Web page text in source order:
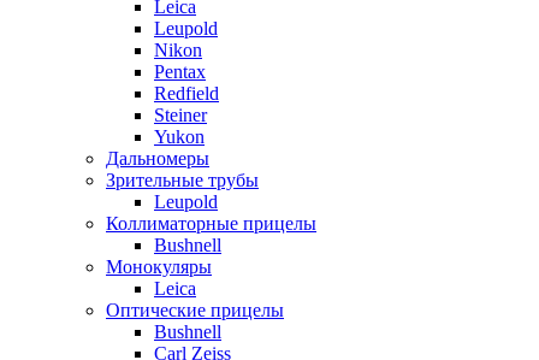
Leica
Leupold
Nikon
Pentax
Redfield
Steiner
Yukon
Дальномеры
Зрительные трубы
Leupold
Коллиматорные прицелы
Bushnell
Монокуляры
Leica
Оптические прицелы
Bushnell
Carl Zeiss